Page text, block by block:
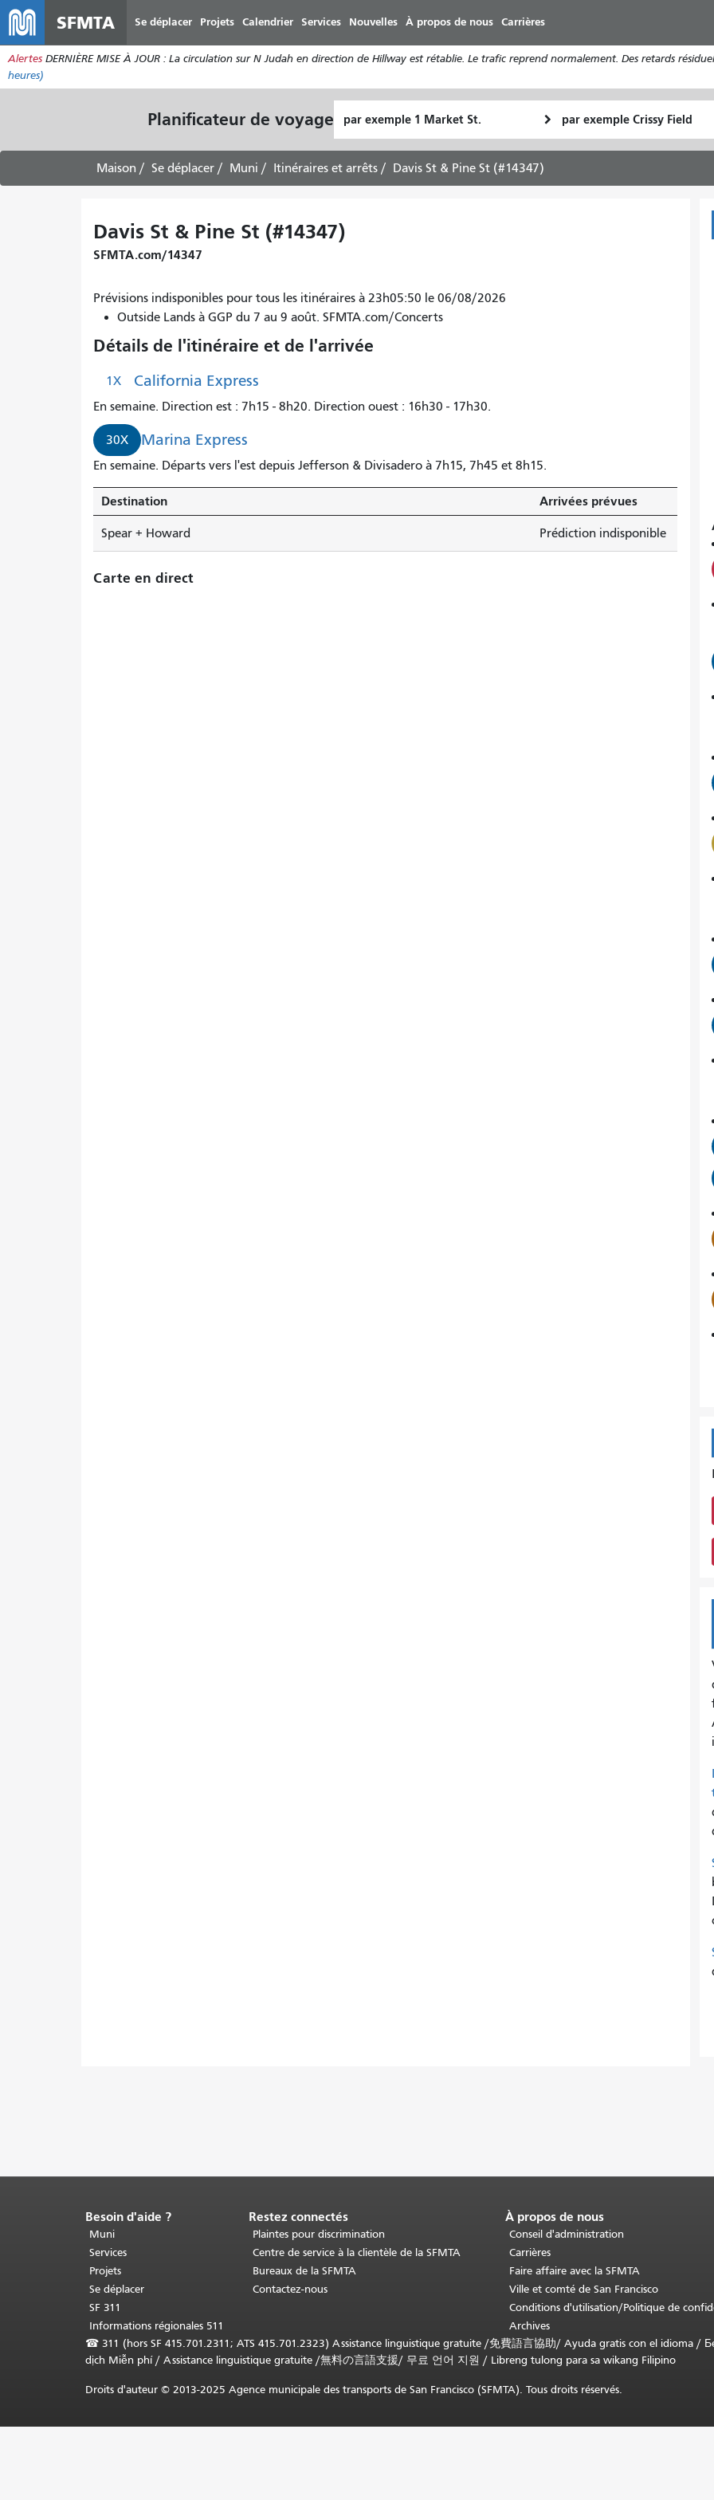
au
contenu
SFMTA Se déplacer Projets Calendrier Services Nouvelles À propos de nous Carrières
Alertes DERNIÈRE MISE À JOUR : La circulation sur N Judah en direction de Hillway est rétablie. Le trafic reprend normalement. Des retards
heures)
Planificateur de voyage de
départ
final
Comment
je
voyager
Maison Se déplacer Muni Itinéraires et arrêts Davis St & Pine St (#14347)
Davis St & Pine St (#14347)
SFMTA.com/14347
Prévisions indisponibles pour tous les itinéraires à 23h05:50 le 06/08/2026
Outside Lands à GGP du 7 au 9 août. SFMTA.com/Concerts
Détails de l'itinéraire et de l'arrivée
1X California Express
En semaine. Direction est : 7h15 - 8h20. Direction ouest : 16h30 - 17h30.
30X Marina Express
En semaine. Départs vers l'est depuis Jefferson & Divisadero à 7h15, 7h45 et 8h15.
Destination Arrivées prévues
Spear + Howard Prédiction indisponible
Carte en direct
Fin
du
contenu
de
la
page.Le
cette
page
se
Besoin d'aide ?
Muni
Services
Projets
Se déplacer
SF 311
Informations régionales 511
Restez connectés
Plaintes pour discrimination
Centre de service à la clientèle de la SFMTA
Bureaux de la SFMTA
Contactez-nous
À propos de nous
Conseil d'administration
Carrières
Faire affaire avec la SFMTA
Ville et comté de San Francisco
Conditions d'utilisation/Politique de
Archives
☎ 311 (hors SF 415.701.2311; ATS 415.701.2323) Assistance linguistique gratuite /免費語言協助/ Ayuda gratis con el idioma /
dịch Miễn phí/ Assistance linguistique gratuite /無料の言語支援/ 무료 언어 지원 / Libreng tulong para sa wikang Filipino
Droits d'auteur © 2013-2025 Agence municipale des transports de San Francisco (SFMTA). Tous droits réservés.